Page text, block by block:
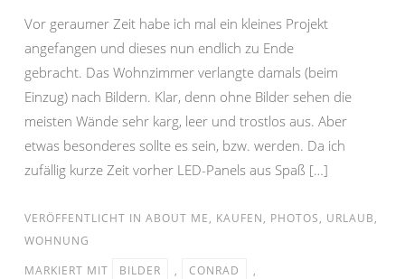
Vor geraumer Zeit habe ich mal ein kleines Projekt
angefangen und dieses nun endlich zu Ende
gebracht. Das Wohnzimmer verlangte damals (beim
Einzug) nach Bildern. Klar, denn ohne Bilder sehen die
meisten Wände sehr karg, leer und trostlos aus. Aber
etwas besonderes sollte es sein, bzw. werden. Da ich
zufällig kurze Zeit vorher LED-Panels aus Spaß […]
VERÖFFENTLICHT IN ABOUT ME, KAUFEN, PHOTOS, URLAUB,
WOHNUNG
MARKIERT MIT
BILDER , CONRAD
,